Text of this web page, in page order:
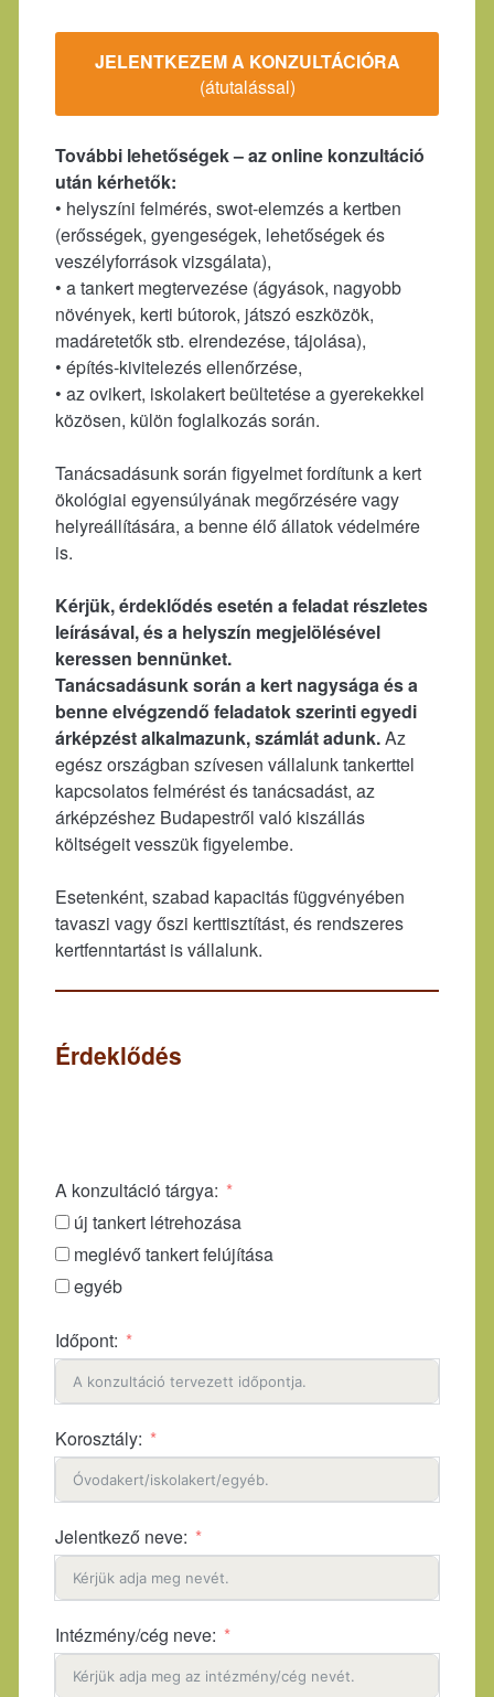
JELENTKEZEM A KONZULTÁCIÓRA
(átutalással)
További lehetőségek – az online konzultáció
után kérhetők:
• helyszíni felmérés, swot-elemzés a kertben
(erősségek, gyengeségek, lehetőségek és
veszélyforrások vizsgálata),
• a tankert megtervezése (ágyások, nagyobb
növények, kerti bútorok, játszó eszközök,
madáretetők stb. elrendezése, tájolása),
• építés-kivitelezés ellenőrzése,
• az ovikert, iskolakert beültetése a gyerekekkel
közösen, külön foglalkozás során.
Tanácsadásunk során figyelmet fordítunk a kert
ökológiai egyensúlyának megőrzésére vagy
helyreállítására, a benne élő állatok védelmére
is.
Kérjük, érdeklődés esetén a feladat részletes
leírásával, és a helyszín megjelölésével
keressen bennünket.
Tanácsadásunk során a kert nagysága és a
benne elvégzendő feladatok szerinti egyedi
árképzést alkalmazunk, számlát adunk.Az
egész országban szívesen vállalunk tankerttel
kapcsolatos felmérést és tanácsadást, az
árképzéshez Budapestről való kiszállás
költségeit vesszük figyelembe.
Esetenként, szabad kapacitás függvényében
tavaszi vagy őszi kerttisztítást, és rendszeres
kertfenntartást is vállalunk.
Érdeklődés
A konzultáció tárgya:
új tankert létrehozása
meglévő tankert felújítása
egyéb
Időpont:
Korosztály:
Jelentkező neve:
Intézmény/cég neve: